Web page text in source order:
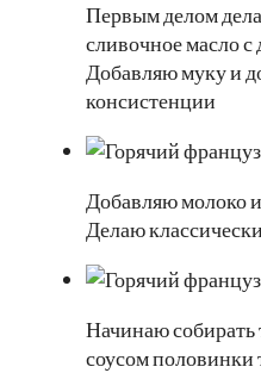
Первым делом
сливочное масло с
Добавляю муку и
консистенции
Добавляю молоко
Делаю
Начинаю
соусом половинки